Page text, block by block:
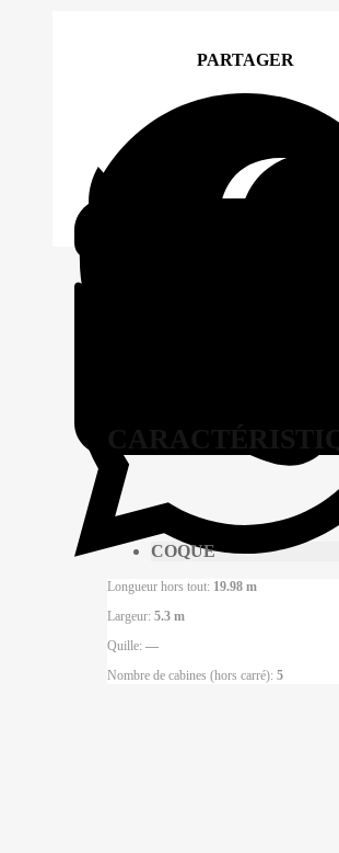
PARTAGER
COQUE
Longueur hors tout: 19.98 m
Largeur: 5.3 m
Quille: —
Nombre de cabines (hors carré): 5